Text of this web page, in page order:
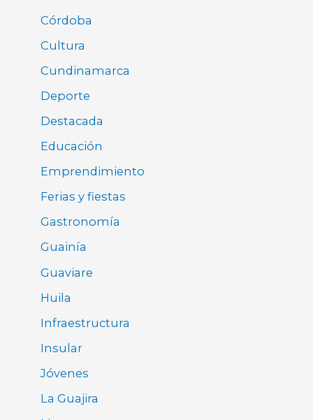
Córdoba
Cultura
Cundinamarca
Deporte
Destacada
Educación
Emprendimiento
Ferias y fiestas
Gastronomía
Guainía
Guaviare
Huila
Infraestructura
Insular
Jóvenes
La Guajira